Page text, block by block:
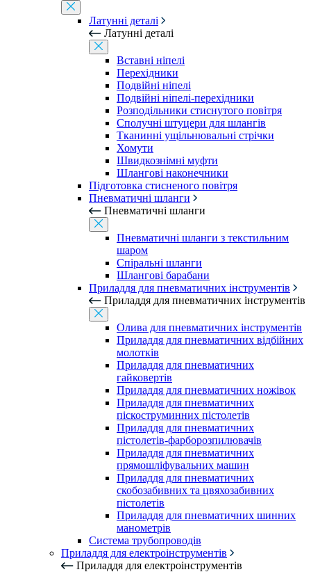
Латунні деталі
Латунні деталі
Вставні ніпелі
Перехідники
Подвійні ніпелі
Подвійні ніпелі-перехідники
Розподільники стиснутого повітря
Сполучні штуцери для шлангів
Тканинні ущільнювальні стрічки
Хомути
Швидкознімні муфти
Шлангові наконечники
Підготовка стисненого повітря
Пневматичні шланги
Пневматичні шланги
Пневматичні шланги з текстильним
шаром
Спіральні шланги
Шлангові барабани
Приладдя для пневматичних інструментів
Приладдя для пневматичних інструментів
Олива для пневматичних інструментів
Приладдя для пневматичних відбійних
молотків
Приладдя для пневматичних
гайковертів
Приладдя для пневматичних ножівок
Приладдя для пневматичних
піскоструминних пістолетів
Приладдя для пневматичних
пістолетів-фарборозпилювачів
Приладдя для пневматичних
прямошліфувальних машин
Приладдя для пневматичних
скобозабивних та цвяхозабивних
пістолетів
Приладдя для пневматичних шинних
манометрів
Система трубопроводів
Приладдя для електроінструментів
Приладдя для електроінструментів